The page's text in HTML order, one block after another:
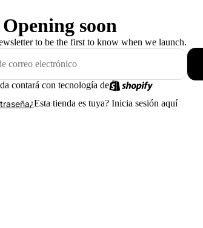
Opening soon
to be the first to know when we launch.
contará con tecnología de
¿Esta tienda es tuya? Inicia sesión aquí